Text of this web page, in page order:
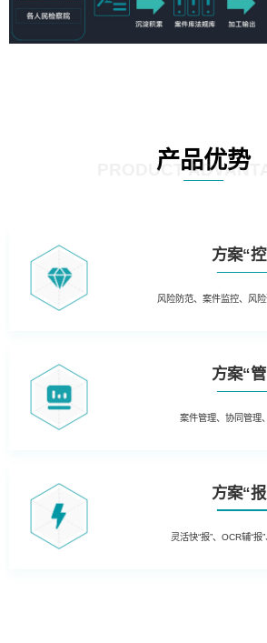
产品优势
PRODUCT
方案“
风险防范、案件监控、风
方案“
案件管理、协同管理
方案“
灵活快“报”、OCR辅“报